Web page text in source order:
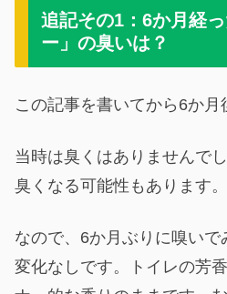
追記その1：6か月経
ー」の臭いは？
この記事を書いてから6か月
当時は臭くはありませんで
臭くなる可能性もあります。
なので、6か月ぶりに嗅い
変化なしです。トイレの芳